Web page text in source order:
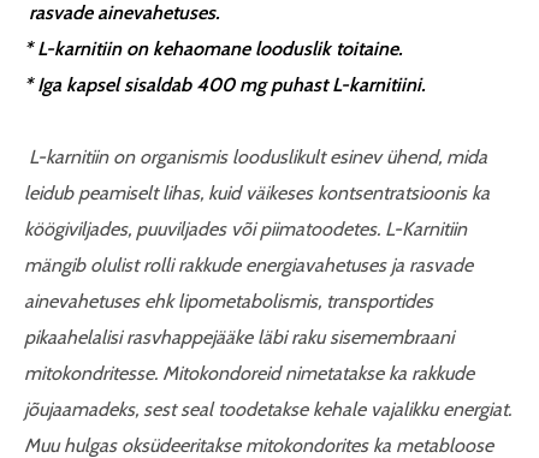
rasvade ainevahetuses.
*L-karnitiin on kehaomane looduslik toitaine.
*Iga kapsel sisaldab 400 mg puhast L-karnitiini.
L-karnitiin on organismis looduslikult esinev ühend, mida
leidub peamiselt lihas, kuid väikeses kontsentratsioonis ka
köögiviljades, puuviljades või piimatoodetes. L-Karnitiin
mängib olulist rolli rakkude energiavahetuses ja rasvade
ainevahetuses ehklipometabolismis, transportides
pikaahelalisi rasvhappejääke läbi raku sisemembraani
mitokondritesse. Mitokondoreid nimetatakse ka rakkude
jõujaamadeks, sest seal toodetakse kehale vajalikku energiat.
Muu hulgas oksüdeeritakse mitokondorites ka metabloose